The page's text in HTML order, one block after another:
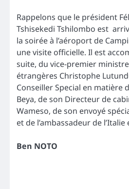
Rappelons que le président
Tshisekedi Tshilombo est
la soirée à l’aéroport de
une visite officielle. Il est
suite, du vice-premier
étrangères Christophe
Conseiller Special en matière
Beya, de son Directeur de
Wameso, de son envoyé
et de l’ambassadeur de l’Italie
Ben NOTO